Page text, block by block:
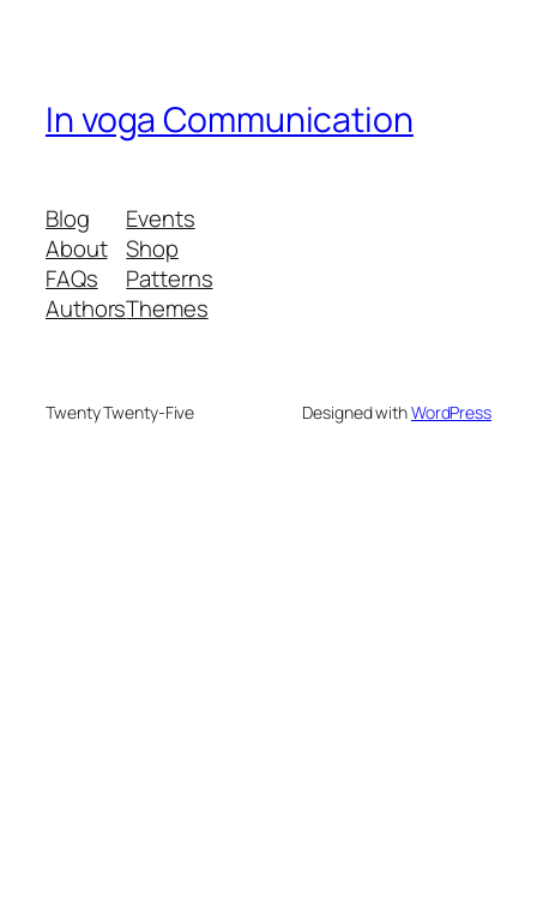
In voga Communication
Blog
About
FAQs
Authors
Events
Shop
Patterns
Themes
Twenty Twenty-Five Designed withWordPress